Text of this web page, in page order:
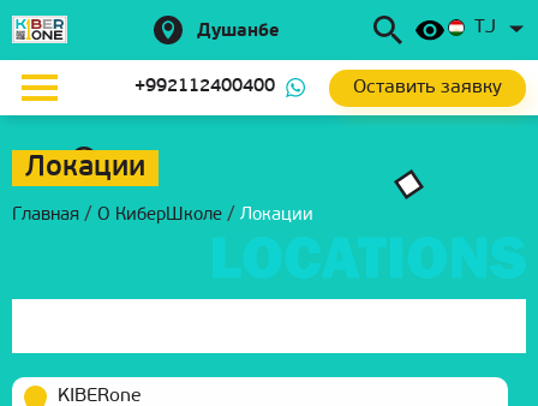
Душанбе TJ
+992112400400 Оставить заявку
Локации
Главная / О КиберШколе / Локации
KIBERone